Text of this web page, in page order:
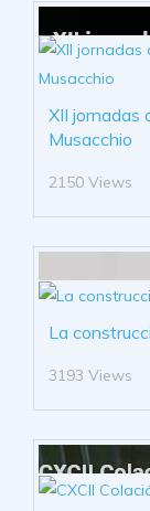
XII jornadas
Musacchio
2150 Views
La
3193 Views